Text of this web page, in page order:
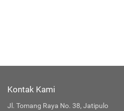
Kontak Kami
Jl. Tomang Raya No. 38, Jatipulo